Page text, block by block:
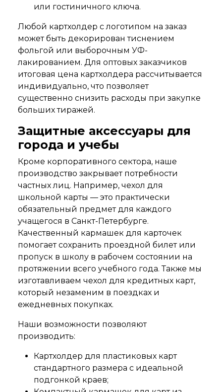
или гостиничного ключа.
Любой картхолдер с логотипом на заказ
может быть декорирован тиснением
фольгой или выборочным УФ-
лакированием. Для оптовых заказчиков
итоговая цена картхолдера рассчитывается
индивидуально, что позволяет
существенно снизить расходы при закупке
больших тиражей.
Защитные аксессуары для
города и учебы
Кроме корпоративного сектора, наше
производство закрывает потребности
частных лиц. Например, чехол для
школьной карты — это практически
обязательный предмет для каждого
учащегося в Санкт-Петербурге.
Качественный кармашек для карточек
помогает сохранить проездной билет или
пропуск в школу в рабочем состоянии на
протяжении всего учебного года. Также мы
изготавливаем чехол для кредитных карт,
который незаменим в поездках и
ежедневных покупках.
Наши возможности позволяют
производить:
Картхолдер для пластиковых карт
стандартного размера с идеальной
подгонкой краев;